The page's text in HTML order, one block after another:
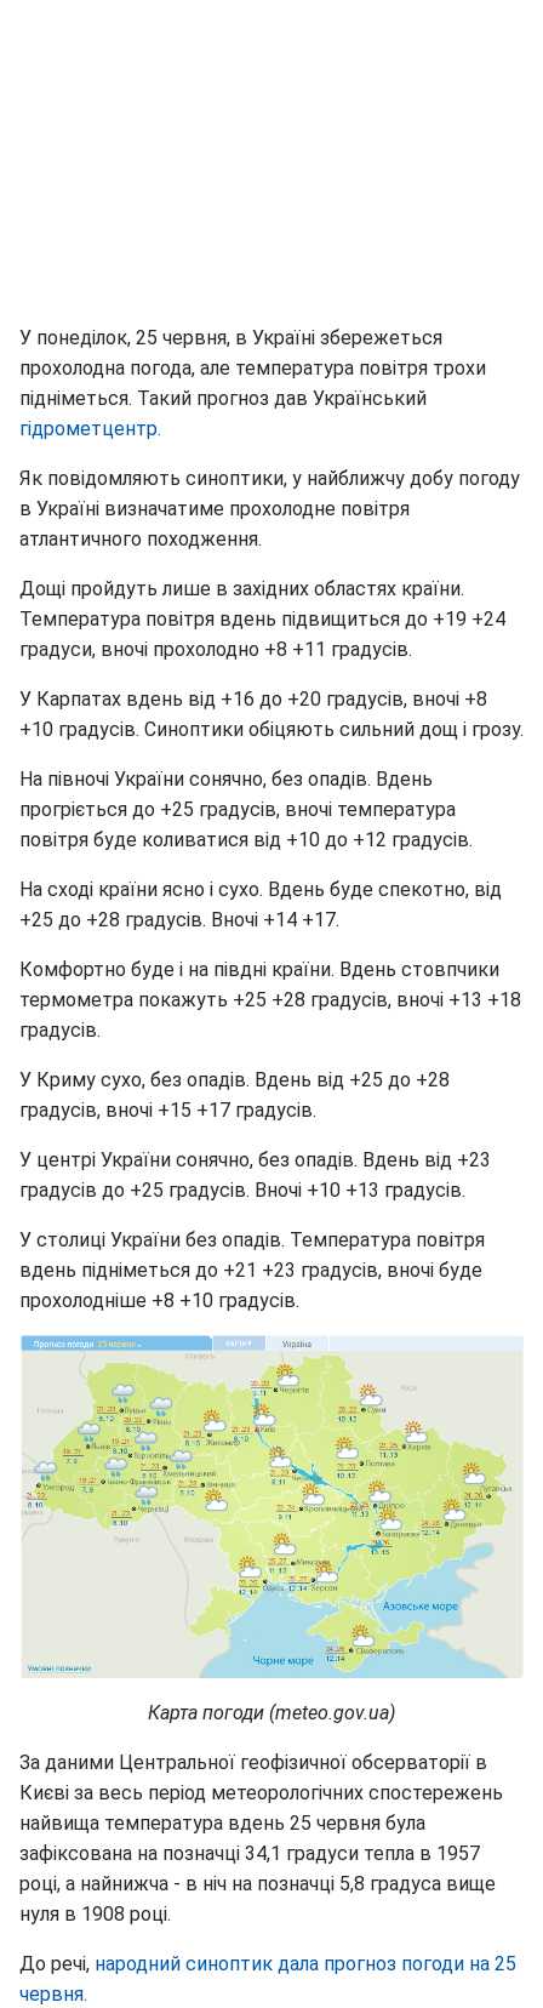
У понеділок, 25 червня, в Україні збережеться
прохолодна погода, але температура повітря трохи
підніметься. Такий прогноз дав Український
гідрометцентр.
Як повідомляють синоптики, у найближчу добу погоду
в Україні визначатиме прохолодне повітря
атлантичного походження.
Дощі пройдуть лише в західних областях країни.
Температура повітря вдень підвищиться до +19 +24
градуси, вночі прохолодно +8 +11 градусів.
У Карпатах вдень від +16 до +20 градусів, вночі +8
+10 градусів. Синоптики обіцяють сильний дощ і грозу.
На півночі України сонячно, без опадів. Вдень
прогріється до +25 градусів, вночі температура
повітря буде коливатися від +10 до +12 градусів.
На сході країни ясно і сухо. Вдень буде спекотно, від
+25 до +28 градусів. Вночі +14 +17.
Комфортно буде і на півдні країни. Вдень стовпчики
термометра покажуть +25 +28 градусів, вночі +13 +18
градусів.
У Криму сухо, без опадів. Вдень від +25 до +28
градусів, вночі +15 +17 градусів.
У центрі України сонячно, без опадів. Вдень від +23
градусів до +25 градусів. Вночі +10 +13 градусів.
У столиці України без опадів. Температура повітря
вдень підніметься до +21 +23 градусів, вночі буде
прохолодніше +8 +10 градусів.
Карта погоди (meteo.gov.ua)
За даними Центральної геофізичної обсерваторії в
Києві за весь період метеорологічних спостережень
найвища температура вдень 25 червня була
зафіксована на позначці 34,1 градуси тепла в 1957
році, а найнижча - в ніч на позначці 5,8 градуса вище
нуля в 1908 році.
До речі, народний синоптик дала прогноз погоди на 25
червня.